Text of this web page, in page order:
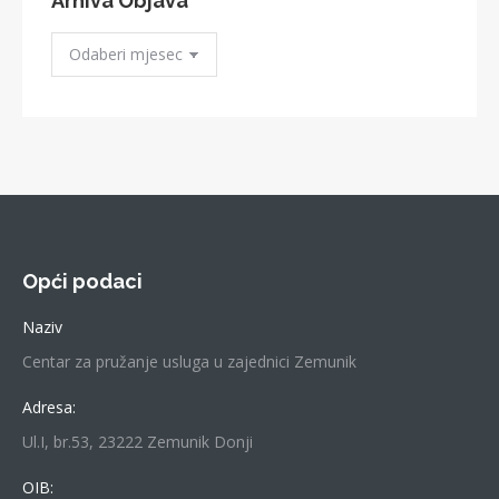
Arhiva
Objava
Opći podaci
Naziv
Centar za pružanje usluga u zajednici Zemunik
Adresa:
Ul.I, br.53, 23222 Zemunik Donji
OIB: